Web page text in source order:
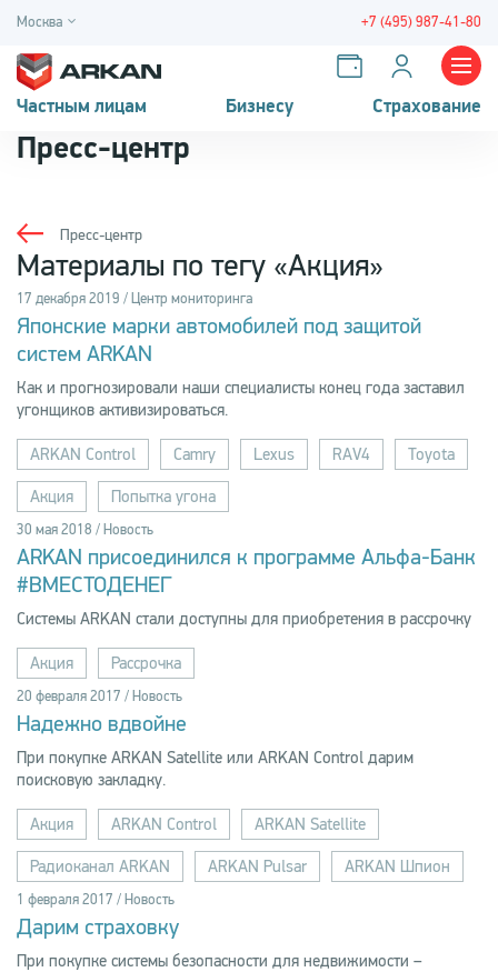
Москва +7 (495) 987-41-80
Частным лицам Бизнесу Страхование
Пресс-центр
Пресс-центр
Материалы по тегу «Акция»
17 декабря 2019 / Центр мониторинга
Японские марки автомобилей под защитой
систем ARKAN
Как и прогнозировали наши специалисты конец года заставил
угонщиков активизироваться.
ARKAN Control Camry Lexus RAV4 Toyota
Акция Попытка угона
30 мая 2018 / Новость
ARKAN присоединился к программе Альфа-Банк
#ВМЕСТОДЕНЕГ
Системы ARKAN стали доступны для приобретения в рассрочку
Акция Рассрочка
20 февраля 2017 / Новость
Надежно вдвойне
При покупке ARKAN Satellite или ARKAN Control дарим
поисковую закладку.
Акция ARKAN Control ARKAN Satellite
Радиоканал ARKAN ARKAN Pulsar ARKAN Шпион
1 февраля 2017 / Новость
Дарим страховку
При покупке системы безопасности для недвижимости –